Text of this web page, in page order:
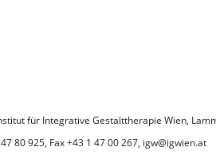
für Integrative Gestalttherapie Wien,
80 925, Fax +43 1 47 00 267, igw@igwien.at